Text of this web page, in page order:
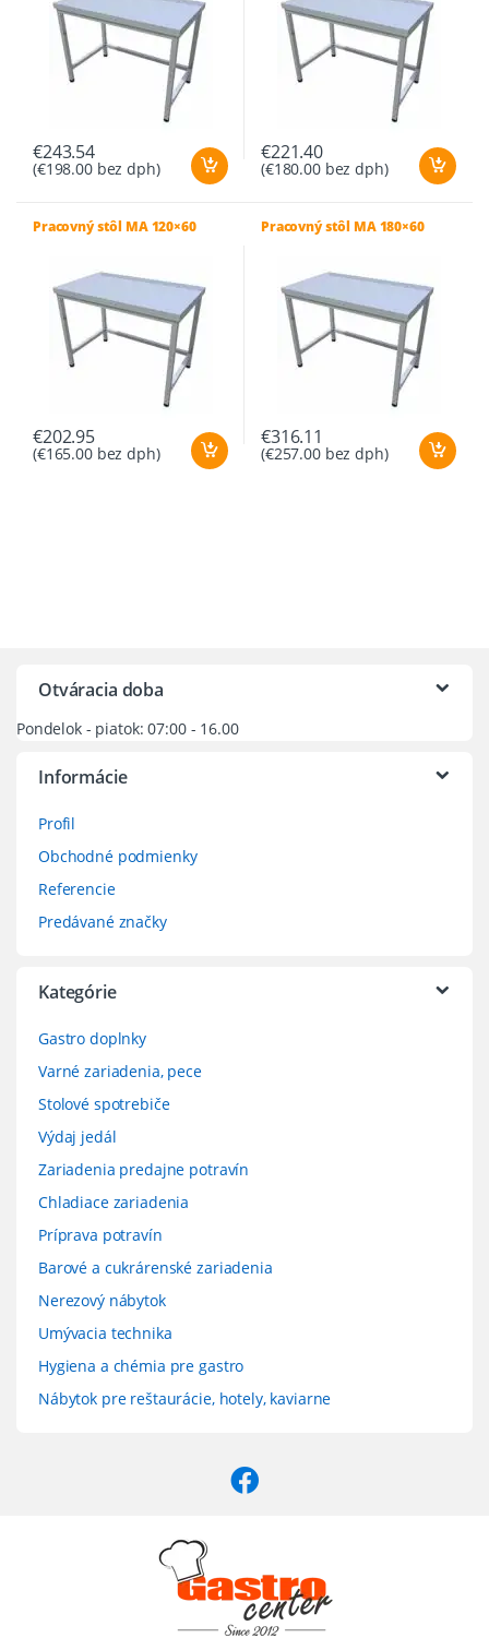
€243.54
(€198.00bez dph)
€221.40
(€180.00bez dph)
Pracovný stôl MA 120×60
€202.95
(€165.00bez dph)
Pracovný stôl MA 180×60
€316.11
(€257.00bez dph)
Otváracia doba
Pondelok - piatok: 07:00 - 16.00
Informácie
Profil
Obchodné podmienky
Referencie
Predávané značky
Kategórie
Gastro doplnky
Varné zariadenia, pece
Stolové spotrebiče
Výdaj jedál
Zariadenia predajne potravín
Chladiace zariadenia
Príprava potravín
Barové a cukrárenské zariadenia
Nerezový nábytok
Umývacia technika
Hygiena a chémia pre gastro
Nábytok pre reštaurácie, hotely, kaviarne